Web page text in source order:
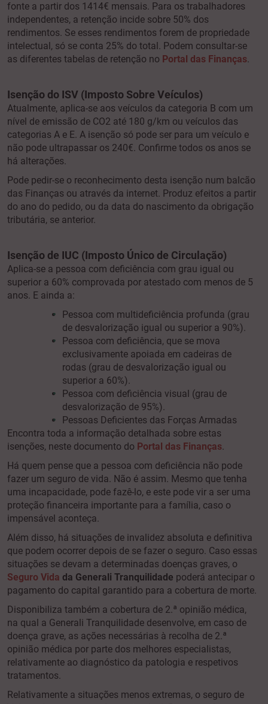
fonte a partir dos 1414€ mensais. Para os trabalhadores
independentes, a retenção incide sobre 50% dos
rendimentos. Se esses rendimentos forem de propriedade
intelectual, só se conta 25% do total. Podem consultar-se
as diferentes tabelas de retenção no Portal das Finanças.
Isenção do ISV (Imposto Sobre Veículos)
Atualmente, aplica-se aos veículos da categoria B com um
nível de emissão de CO2 até 180 g/km ou veículos das
categorias A e E. A isenção só pode ser para um veículo e
não pode ultrapassar os 240€. Confirme todos os anos se
há alterações.
Pode pedir-se o reconhecimento desta isenção num balcão
das Finanças ou através da internet. Produz efeitos a partir
do ano do pedido, ou da data do nascimento da obrigação
tributária, se anterior.
Isenção de IUC (Imposto Único de Circulação)
Aplica-se a pessoa com deficiência com grau igual ou
superior a 60% comprovada por atestado com menos de 5
anos. E ainda a:
Pessoa com multideficiência profunda (grau
de desvalorização igual ou superior a 90%).
Pessoa com deficiência, que se mova
exclusivamente apoiada em cadeiras de
rodas (grau de desvalorização igual ou
superior a 60%).
Pessoa com deficiência visual (grau de
desvalorização de 95%).
Pessoas Deficientes das Forças Armadas
Encontra toda a informação detalhada sobre estas
isenções, neste documento do Portal das Finanças.
Há quem pense que a pessoa com deficiência não pode
fazer um seguro de vida. Não é assim. Mesmo que tenha
uma incapacidade, pode fazê-lo, e este pode vir a ser uma
proteção financeira importante para a família, caso o
impensável aconteça.
Além disso, há situações de invalidez absoluta e definitiva
que podem ocorrer depois de se fazer o seguro. Caso essas
situações se devam a determinadas doenças graves, o
Seguro Vida da Generali Tranquilidade poderá antecipar o
pagamento do capital garantido para a cobertura de morte.
Disponibiliza também a cobertura de 2.ª opinião médica,
na qual a Generali Tranquilidade desenvolve, em caso de
doença grave, as ações necessárias à recolha de 2.ª
opinião médica por parte dos melhores especialistas,
relativamente ao diagnóstico da patologia e respetivos
tratamentos.
Relativamente a situações menos extremas, o seguro de